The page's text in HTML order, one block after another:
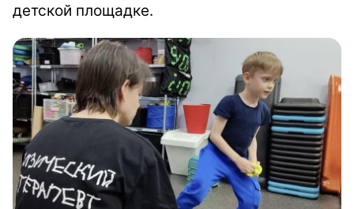
детской площадке.